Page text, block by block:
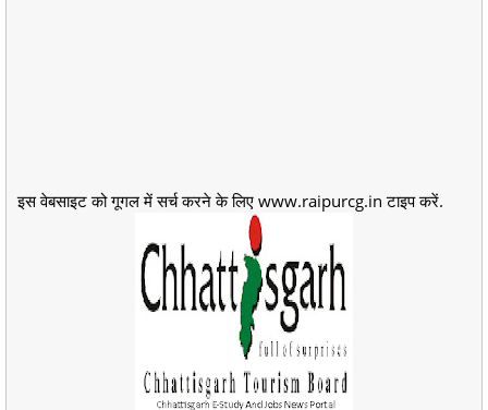
इस वेबसाइट को गूगल में सर्च करने के लिए www.raipurcg.in टाइप करें.